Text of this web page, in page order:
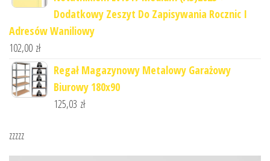
Dodatkowy Zeszyt Do Zapisywania Rocznic I
Adresów Waniliowy
102,00 zł
Regał Magazynowy Metalowy Garażowy
Biurowy 180x90
125,03 zł
zzzzz